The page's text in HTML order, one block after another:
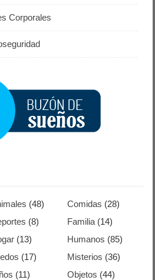
Corporales
(48) Comidas (28)
(8) Familia(14)
(13) Humanos (85)
(17) Misterios (36)
(11) Objetos (44)